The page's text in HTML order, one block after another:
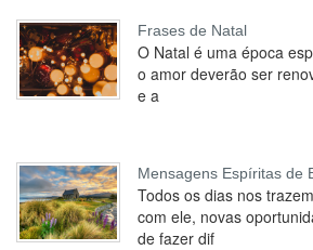
Frases de Natal
O Natal é uma época
o amor deverão ser
e a
Mensagens Espíritas de
Todos os dias nos
com ele, novas
de fazer dif